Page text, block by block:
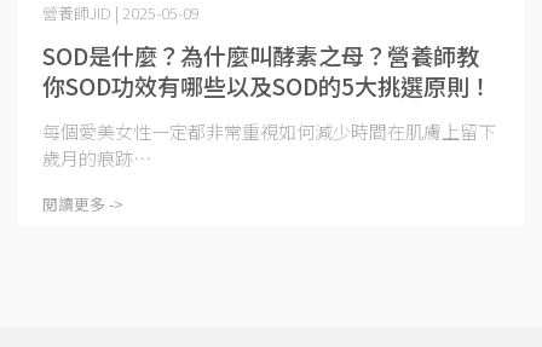
SOD是什麼？為什麼叫酵素之母？營養師教
你SOD功效有哪些以及SOD的5大挑選原則！
營養師JID | 2025-05-09
每個愛美女性一定都非常重視如何減少時間在肌膚上留下
歲月的痕跡⋯
閱讀更多 ->